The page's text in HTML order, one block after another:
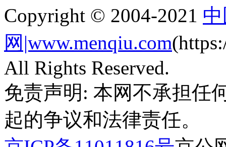
Copyright © 2004-2021
网|www.menqiu.com
All Rights Reserved.
免责声明: 本网不承担任
起的争议和法律责任。